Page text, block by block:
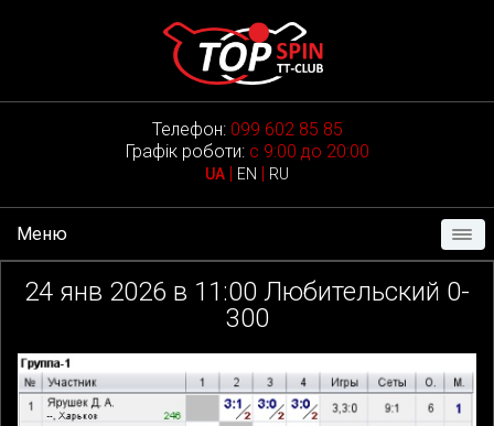
Телефон: 099 602 85 85
Графік роботи: с 9:00 до 20:00
UA | EN | RU
Меню
24 янв 2026 в 11:00 Любительский 0-
300